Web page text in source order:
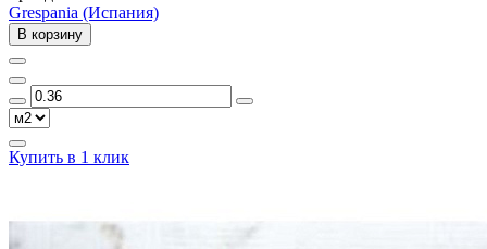
Grespania (Испания)
В корзину
Купить в 1 клик